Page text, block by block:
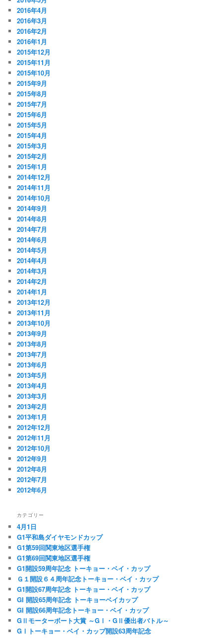
2016年4月
2016年3月
2016年2月
2016年1月
2015年12月
2015年11月
2015年10月
2015年9月
2015年8月
2015年7月
2015年6月
2015年5月
2015年4月
2015年3月
2015年2月
2015年1月
2014年12月
2014年11月
2014年10月
2014年9月
2014年8月
2014年7月
2014年6月
2014年5月
2014年4月
2014年3月
2014年2月
2014年1月
2013年12月
2013年11月
2013年10月
2013年9月
2013年8月
2013年7月
2013年6月
2013年5月
2013年4月
2013年3月
2013年2月
2013年1月
2012年12月
2012年11月
2012年10月
2012年9月
2012年8月
2012年7月
2012年6月
カテゴリー
4月1日
G1平和島ダイヤモンドカップ
G1第59回関東地区選手権
G1第69回関東地区選手権
G1開設59周年記念 トーキョー・ベイ・カップ
Ｇ１開設６４周年記念トーキョー・ベイ・カップ
G1開設67周年記念 トーキョー・ベイ・カップ
GI 開設65周年記念 トーキョーベイカップ
GI 開設66周年記念トーキョー・ベイ・カップ
GⅡモーターボート大賞 ～GⅠ・GⅡ優出者バトル～
GⅠトーキョー・ベイ・カップ開設63周年記念